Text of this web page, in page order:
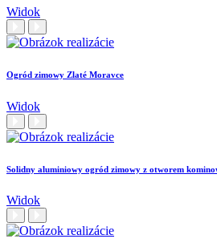
Widok
Ogród zimowy Zlaté Moravce
Widok
Solidny aluminiowy ogród zimowy z otworem
Widok